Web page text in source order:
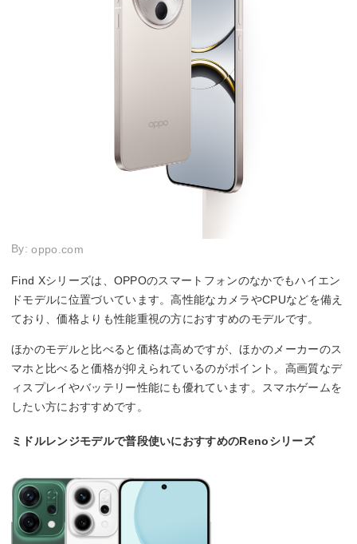
By:oppo.com
Find Xシリーズは、OPPOのスマートフォンのなかでもハイエン
ドモデルに位置づいています。高性能なカメラやCPUなどを備え
ており、価格よりも性能重視の方におすすめのモデルです。
ほかのモデルと比べると価格は高めですが、ほかのメーカーのス
マホと比べると価格が抑えられているのがポイント。高画質なデ
ィスプレイやバッテリー性能にも優れています。スマホゲームを
したい方におすすめです。
ミドルレンジモデルで普段使いにおすすめのRenoシリーズ